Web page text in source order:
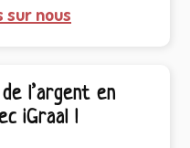
sur nous
l’argent en
iGraal !